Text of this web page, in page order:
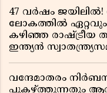
47 വർഷം ജയിലിൽ!
ലോകത്തിൽ
കഴിഞ്ഞ രാഷ്ട്രീയ
ഇന്ത്യൻ
വന്ദേമാതരം
പുകഴ്ത്തുന്നതും